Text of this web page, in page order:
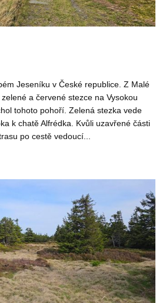
Jeseníku v České republice. Z Malé
a červené stezce na Vysokou
tohoto pohoří. Zelená stezka vede
k chatě Alfrédka. Kvůli uzavřené části
po cestě vedoucí...